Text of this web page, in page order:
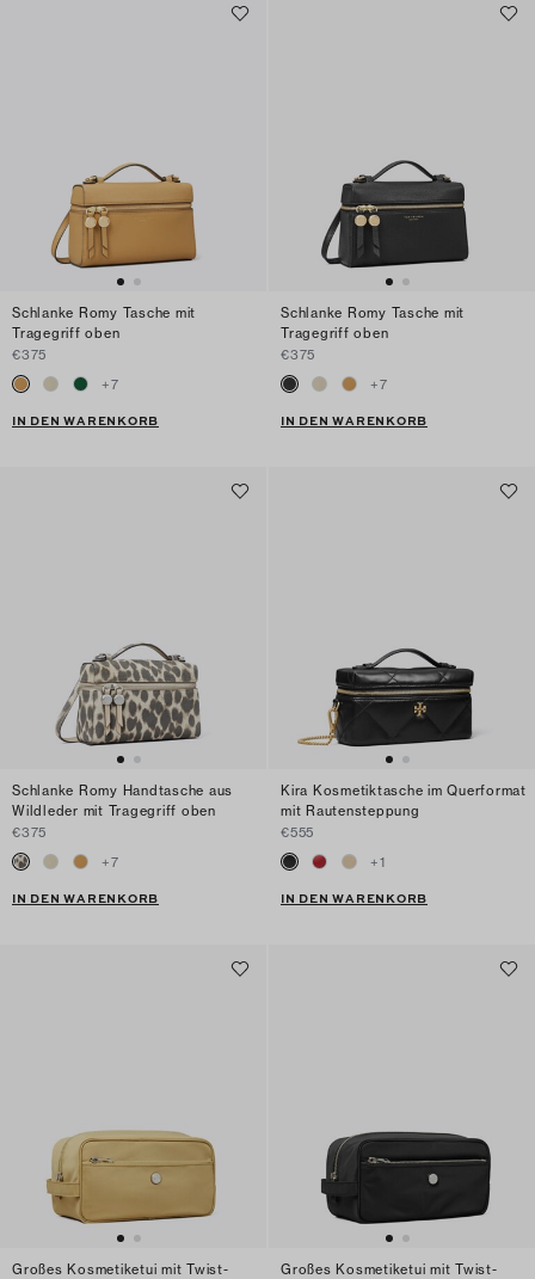
Schlanke Romy Tasche mit
Tragegriff oben
€375
+7
IN DEN WARENKORB
Schlanke Romy Tasche mit
Tragegriff oben
€375
+7
IN DEN WARENKORB
Schlanke Romy Handtasche aus
Wildleder mit Tragegriff oben
€375
+7
IN DEN WARENKORB
Kira Kosmetiktasche im Querformat
mit Rautensteppung
€555
+1
IN DEN WARENKORB
Großes Kosmetiketui mit Twist-
Großes Kosmetiketui mit Twist-